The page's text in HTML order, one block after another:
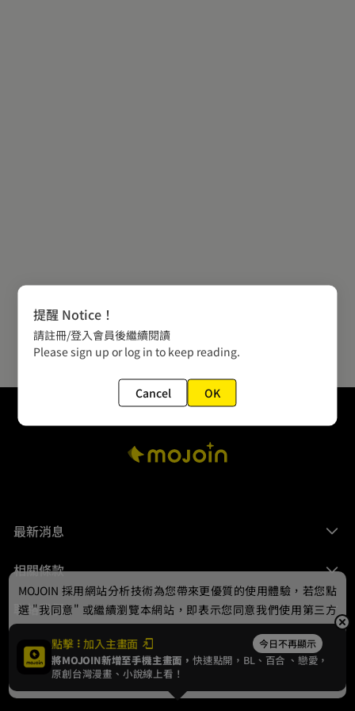
最新消息
相關條款
聯絡我們
© 2024 gamania Digital Entertainment Co., Ltd.
點擊 加入主畫面 今日不再顯示
將MOJOIN新增至手機主畫面，快速點開，BL、 百合 、戀愛，
原創台灣漫畫、小說線上看！
MOJOIN 採用網站分析技術為您帶來更優質的使用體驗，若您點
選 "我同意" 或繼續瀏覽本網站，即表示您同意我們使用第三方
Cookie，欲瞭解更多資訊請見隱私權政策。
我同意
提醒 Notice！
請註冊/登入會員後繼續閱讀
Please sign up or log in to keep reading.
Cancel OK